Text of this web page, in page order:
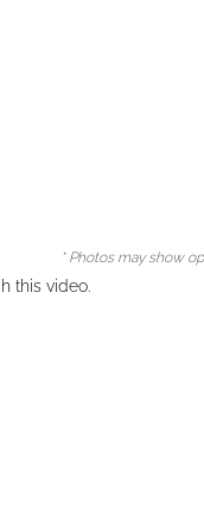
* Photos may show
this video.